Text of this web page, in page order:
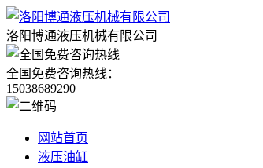
洛阳博通液压机械有限公司
全国免费咨询热线：
15038689290
网站首页
液压油缸